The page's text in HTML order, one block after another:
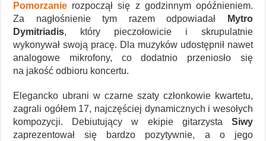
Pomorzanie rozpoczął się z godzinnym opóźnieniem.
Za nagłośnienie tym razem odpowiadał
Mytro
Dymitriadis, który pieczołowicie i skrupulatnie
wykonywał swoją pracę. Dla muzyków udostępnił nawet
analogowe mikrofony, co dodatnio przeniosło się
na jakość odbioru koncertu.
Elegancko ubrani w czarne szaty członkowie kwartetu,
zagrali ogółem 17, najczęściej dynamicznych i wesołych
kompozycji. Debiutujący w ekipie gitarzysta Siwy
zaprezentował się bardzo pozytywnie, a o jego